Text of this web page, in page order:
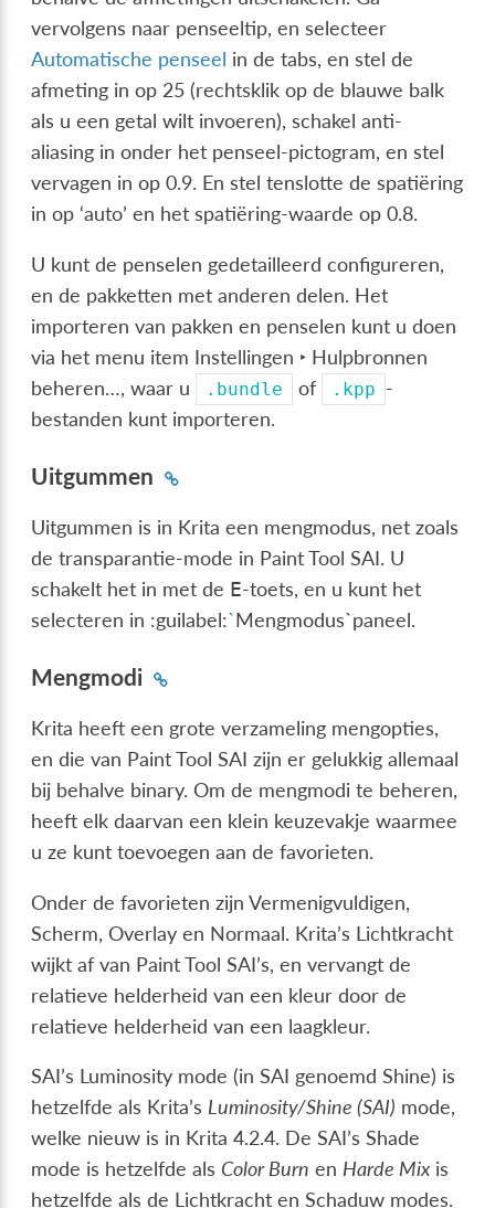
vervolgens naar penseeltip, en selecteer
Automatische penseel in de tabs, en stel de
afmeting in op 25 (rechtsklik op de blauwe balk
als u een getal wilt invoeren), schakel anti-
aliasing in onder het penseel-pictogram, en stel
vervagen in op 0.9. En stel tenslotte de spatiëring
in op ‘auto’ en het spatiëring-waarde op 0.8.
U kunt de penselen gedetailleerd configureren,
en de pakketten met anderen delen. Het
importeren van pakken en penselen kunt u doen
via het menu item Instellingen ‣ Hulpbronnen
beheren…, waar u .bundle of .kpp -
bestanden kunt importeren.
Uitgummen
Uitgummen is in Krita een mengmodus, net zoals
de transparantie-mode in Paint Tool SAI. U
schakelt het in met de E-toets, en u kunt het
selecteren in :guilabel:`Mengmodus`paneel.
Mengmodi
Krita heeft een grote verzameling mengopties,
en die van Paint Tool SAI zijn er gelukkig allemaal
bij behalve binary. Om de mengmodi te beheren,
heeft elk daarvan een klein keuzevakje waarmee
u ze kunt toevoegen aan de favorieten.
Onder de favorieten zijn Vermenigvuldigen,
Scherm, Overlay en Normaal. Krita’s Lichtkracht
wijkt af van Paint Tool SAI’s, en vervangt de
relatieve helderheid van een kleur door de
relatieve helderheid van een laagkleur.
SAI’s Luminosity mode (in SAI genoemd Shine) is
hetzelfde als Krita’s Luminosity/Shine (SAI) mode,
welke nieuw is in Krita 4.2.4. De SAI’s Shade
mode is hetzelfde als Color Burn en Harde Mix is
hetzelfde als de Lichtkracht en Schaduw modes.